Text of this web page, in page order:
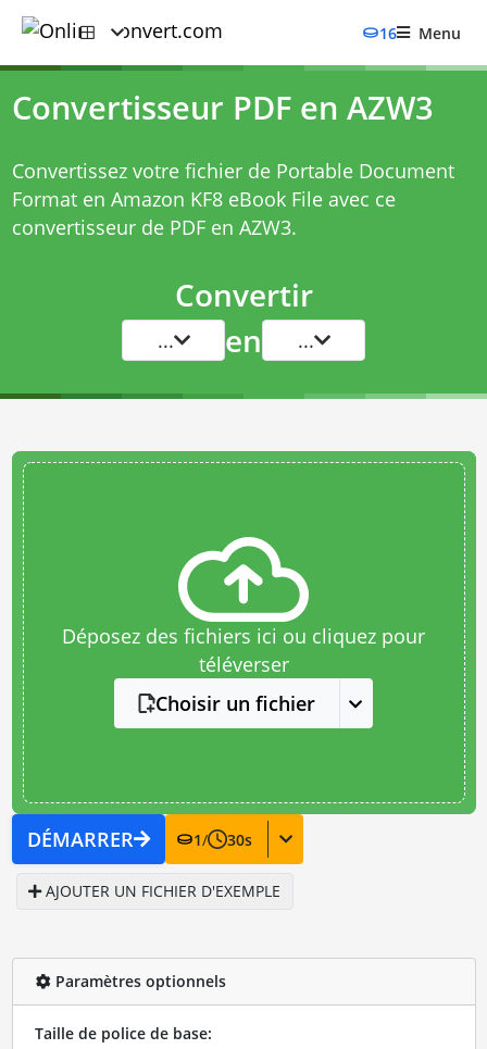
16 Menu
Convertisseur PDF en AZW3
Convertissez votre fichier de Portable Document
Format en Amazon KF8 eBook File avec ce
convertisseur de PDF en AZW3.
Convertir
... en ...
Déposez des fichiers ici ou cliquez pour
téléverser
Choisir un fichier
DÉMARRER 1/ 30s
AJOUTER UN FICHIER D'EXEMPLE
Paramètres optionnels
Taille de police de base: